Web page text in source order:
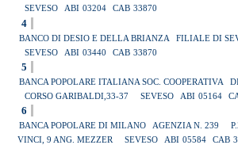
SEVESO
ABI 03204 CAB 33870
4
BANCO DI DESIO E DELLA BRIANZA FILIALE DI
SEVESO
ABI 03440 CAB 33870
5
BANCA POPOLARE ITALIANA SOC. COOPERATIVA
CORSO GARIBALDI,33-37
SEVESO ABI 05164
6
BANCA POPOLARE DI MILANO AGENZIA N. 239
VINCI, 9 ANG. MEZZER
SEVESO ABI 05584 CAB